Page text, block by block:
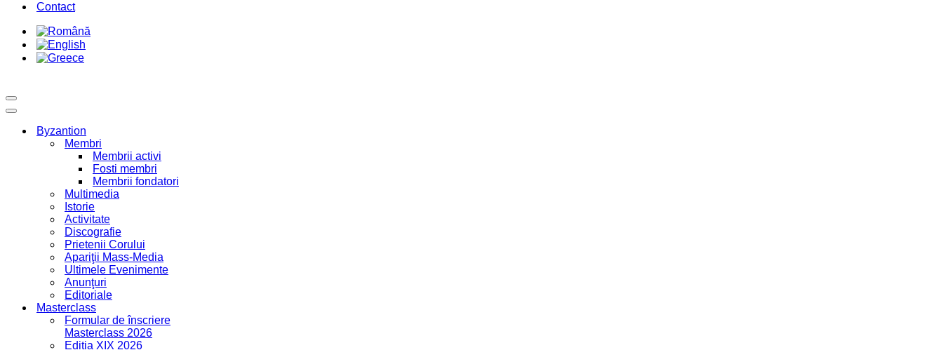
Contact
Byzantion
Membri
Membrii activi
Fosti membri
Membrii fondatori
Multimedia
Istorie
Activitate
Discografie
Prietenii Corului
Apariţii Mass-Media
Ultimele Evenimente
Anunţuri
Editoriale
Masterclass
Formular de înscriere
Masterclass 2026
Editia XIX 2026